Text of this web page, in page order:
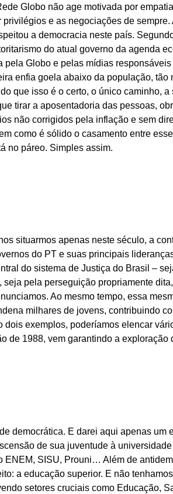
Globo não age motivada por
e as negociações de
a democracia neste país.
do atual governo da agenda
Globo e pelas mídias
enfia goela abaixo da população, tão
que isso é o certo, o único caminho,
tirar a aposentadoria das pessoas,
não corrigidos pela inflação e sem
como é sólido o casamento entre
no páreo. Simples assim.
situarmos apenas neste século, a
do PT e suas principais
do sistema de Justiça do Brasil –
pela perseguição propriamente
Ao mesmo tempo, essa
milhares de jovens, contribuindo
exemplos, poderíamos elencar
de 1988, vem garantindo a exploração
democrática. E darei aqui apenas um
de sua juventude à
ENEM, SISU, Prouni… Além de
a educação superior. E não
setores cruciais como Educação,